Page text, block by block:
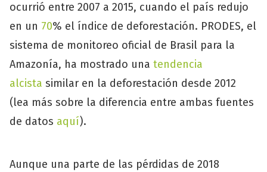
ocurrió entre 2007 a 2015, cuando el país redujo
en un 70% el índice de deforestación. PRODES, el
sistema de monitoreo oficial de Brasil para la
Amazonía, ha mostrado una tendencia
alcista similar en la deforestación desde 2012
(lea más sobre la diferencia entre ambas fuentes
de datos aquí).
Aunque una parte de las pérdidas de 2018